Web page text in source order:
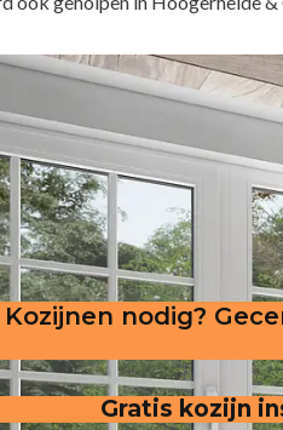
Kozijnen nodig?
Gratis kozijn